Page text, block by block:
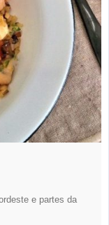
e partes da